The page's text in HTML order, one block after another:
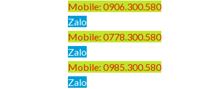
Mobile: 0906.300.580
Zalo
Mobile: 0778.300.580
Zalo
Mobile: 0985.300.580
Zalo